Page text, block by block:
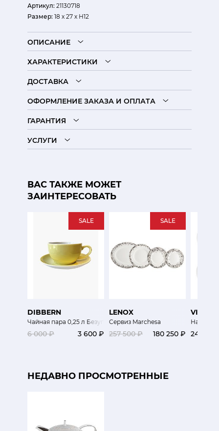
Артикул: 21130718
Размер: 18 х 27 х Н12
ОПИСАНИЕ
ХАРАКТЕРИСТИКИ
ДОСТАВКА
ОФОРМЛЕНИЕ ЗАКАЗА И ОПЛАТА
ГАРАНТИЯ
УСЛУГИ
ВАС ТАКЖЕ МОЖЕТ
ЗАИНТЕРЕСОВАТЬ
SALE
DIBBERN
Чайная пара 0,25 л Безупречный цвет
6 000 ₽ 3 600 ₽
SALE
LENOX
Сервиз Marchesa
257 500 ₽ 180 250 ₽
VISTA
Набор
24 400
НЕДАВНО ПРОСМОТРЕННЫЕ